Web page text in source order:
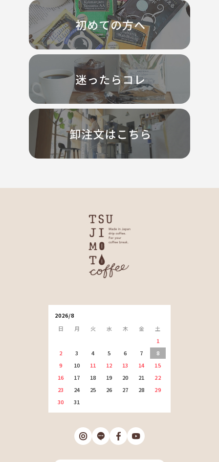
2026/8
日
月 火 水 木 金
土
1
2
3 4 5 6 7
8
9
10 11 12 13 14
15
16
17 18 19 20 21
22
23
24 25 26 27 28
29
30
31